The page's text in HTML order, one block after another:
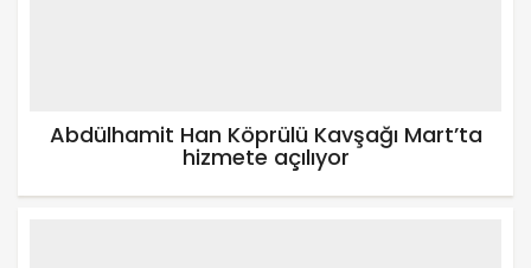
Abdülhamit Han Köprülü Kavşağı Mart’ta
hizmete açılıyor